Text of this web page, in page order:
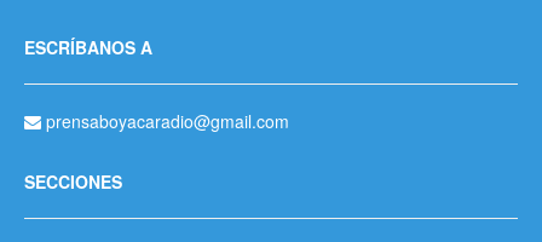
ESCRÍBANOS A
prensaboyacaradio@gmail.com
SECCIONES